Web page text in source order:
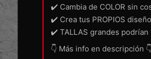
✔️ Cambia de COLOR sin
✔️ Crea tus PROPIOS
✔️ TALLAS grandes podrían
👇 Más info en descripción 👇